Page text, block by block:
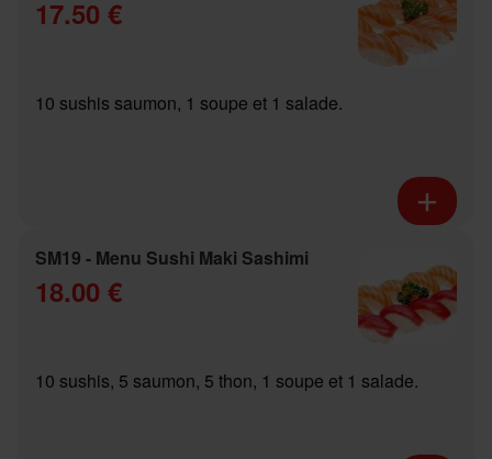
17.50 €
10 sushis saumon, 1 soupe et 1 salade.
SM19 - Menu Sushi Maki Sashimi
18.00 €
10 sushis, 5 saumon, 5 thon, 1 soupe et 1 salade.